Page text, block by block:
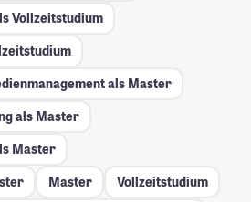
Vollzeitstudium
als Master
als Master
Master
Master
Vollzeitstudium